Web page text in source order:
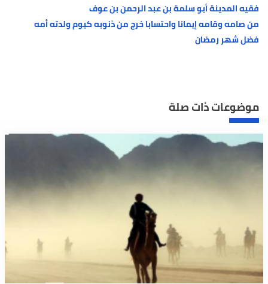
فقيه المدينة أبو سلمة بن عبد الرحمن بن عوف
من صامه وقامه إيمانا واحتسابا خرج من ذنوبه كيوم ولدته أمه
فضل شهر رمضان
موضوعات ذات صلة